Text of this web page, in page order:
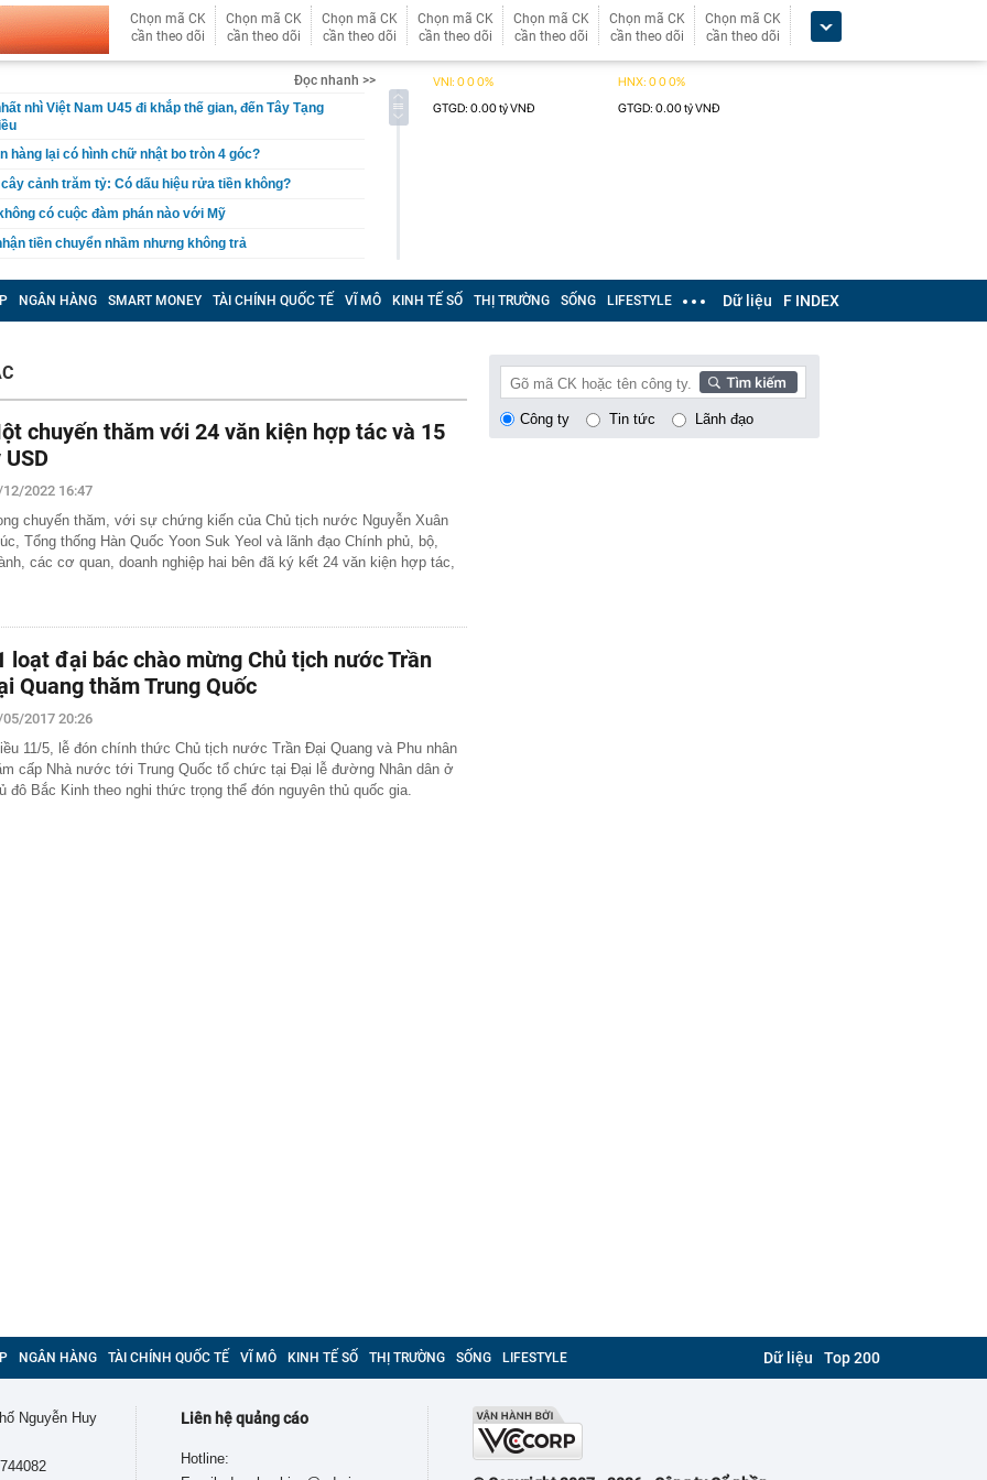
Chọn mã CK
cần theo dõi
Chọn mã CK
cần theo dõi
Chọn mã CK
cần theo dõi
Chọn mã CK
cần theo dõi
Chọn mã CK
cần theo dõi
Chọn mã CK
cần theo dõi
Chọn mã CK
cần theo dõi
Đọc nhanh >>
nhì Việt Nam U45 đi khắp thế gian, đến Tây Tạng
hàng lại có hình chữ nhật bo tròn 4 góc?
cây cảnh trăm tỷ: Có dấu hiệu rửa tiền không?
có cuộc đàm phán nào với Mỹ
tiền chuyển nhầm nhưng không trả
đồng tiền mặt và loạt thiết bị bí mật trong một căn hộ
tố Võ Thị Mai SN 1973 cùng 8 người khác
nơi ở của Huấn Hoa Hồng
số Power 6/55 - Kết quả xổ số Vietlott hôm nay
hàng 6/8 tại Agribank, Vietcombank, BIDV, VietinBank,
HDBank,...
HAGL chốt thời gian IPO 18,8 triệu cổ phiếu
400 ABS trình làng bản nâng cấp tương thích xăng
sang "may đo" trải nghiệm cho từng khách hàng
giao dịch chuyển khoản 747.500.000 đồng giữa
Hoa và Trần Văn Phúc: 1 người được mời đến
việc
giảng viên thanh nhạc đắt show nhất Việt Nam: 11
xin lỗi
mét, phát hiện 1,78 triệu tấn kim loại, lập kỷ lục cả
trăm năm
NGÂN HÀNG SMART MONEY TÀI CHÍNH QUỐC TẾ VĨ MÔ KINH TẾ SỐ THỊ TRƯỜNG SỐNG LIFESTYLE Dữ liệu F INDEX
chuyến thăm với 24 văn kiện hợp tác và 15
2022 16:47
chuyến thăm, với sự chứng kiến của Chủ tịch nước Nguyễn Xuân
Tổng thống Hàn Quốc Yoon Suk Yeol và lãnh đạo Chính phủ, bộ,
các cơ quan, doanh nghiệp hai bên đã ký kết 24 văn kiện hợp tác,
loạt đại bác chào mừng Chủ tịch nước Trần
Quang thăm Trung Quốc
05/2017 20:26
11/5, lễ đón chính thức Chủ tịch nước Trần Đại Quang và Phu nhân
cấp Nhà nước tới Trung Quốc tổ chức tại Đại lễ đường Nhân dân ở
đô Bắc Kinh theo nghi thức trọng thể đón nguyên thủ quốc gia.
Công ty Tin tức Lãnh đạo
NGÂN HÀNG TÀI CHÍNH QUỐC TẾ VĨ MÔ KINH TẾ SỐ THỊ TRƯỜNG SỐNG LIFESTYLE Dữ liệu Top 200
Nguyễn Huy
Liên hệ quảng cáo
Hotline: